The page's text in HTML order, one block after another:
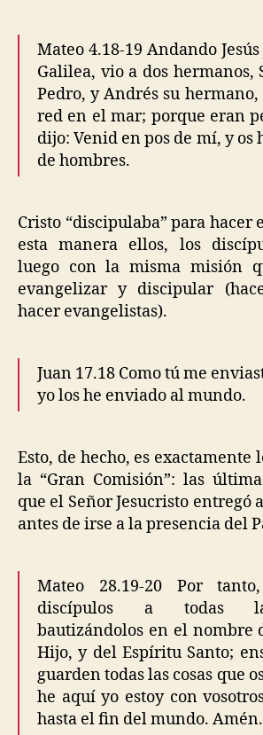
Mateo 4.18-19 Andando
Galilea, vio a dos hermanos,
Pedro, y Andrés su
red en el mar; porque eran
dijo: Venid en pos de mí, y os
de hombres.
Cristo “discipulaba” para hacer
esta manera ellos, los
luego con la misma misión
evangelizar y discipular
hacer evangelistas).
Juan 17.18 Como tú me
yo los he enviado al mundo.
Esto, de hecho, es exactamente
la “Gran Comisión”: las
que el Señor Jesucristo entregó
antes de irse a la presencia del
Mateo 28.19-20 Por
discípulos a todas
bautizándolos en el nombre
Hijo, y del Espíritu Santo;
guarden todas las cosas que
he aquí yo estoy con
hasta el fin del mundo. Amén.